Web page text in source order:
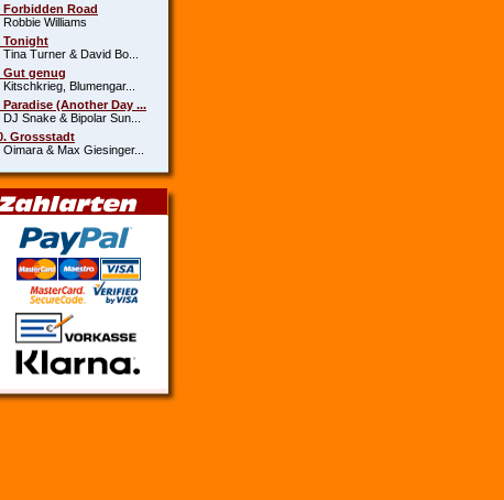
Forbidden Road
Williams
Tonight
Turner & David Bo...
Gut genug
Blumengar...
Paradise (Another Day ...
Snake & Bipolar Sun...
Grossstadt
& Max Giesinger...